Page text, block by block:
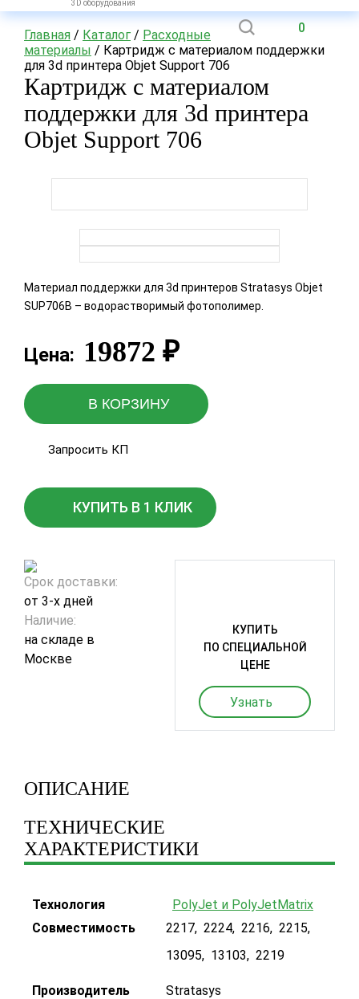
3D оборудования
0
Главная / Каталог / Расходные
материалы / Картридж с материалом поддержки
для 3d принтера Objet Support 706
Картридж с материалом
поддержки для 3d принтера
Objet Support 706
Материал поддержки для 3d принтеров Stratasys Objet
SUP706B – водорастворимый фотополимер.
Цена: 19872 ₽
В КОРЗИНУ
Запросить КП
КУПИТЬ В 1 КЛИК
Срок доставки:
от 3-х дней
Наличие:
на складе в
Москве
КУПИТЬ
ПО СПЕЦИАЛЬНОЙ
ЦЕНЕ
Узнать
ОПИСАНИЕ
ТЕХНИЧЕСКИЕ
ХАРАКТЕРИСТИКИ
Технология
PolyJet и PolyJetMatrix
Совместимость
2217, 2224, 2216, 2215,
13095, 13103, 2219
Производитель
Stratasys